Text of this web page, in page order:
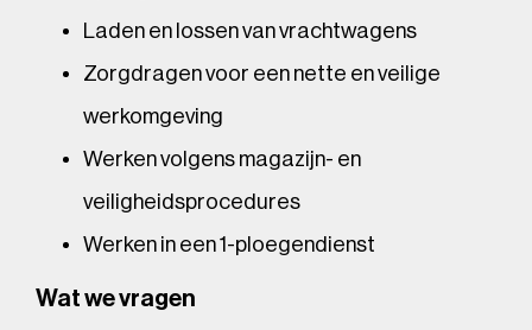
Laden en lossen van vrachtwagens
Zorgdragen voor een nette en veilige
werkomgeving
Werken volgens magazijn- en
veiligheidsprocedures
Werken in een 1-ploegendienst
Wat we vragen